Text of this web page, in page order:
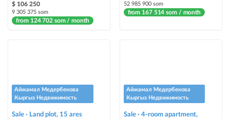
$ 106 250
9 305 375 som
from 124 702 som / month
52 985 900 som
from 167 514 som / month
Айжамал Медербекова
Кыргыз Недвижимость
Sale · Land plot, 15 ares
Айжамал Медербекова
Кыргыз Недвижимость
Sale · 4-room apartment,